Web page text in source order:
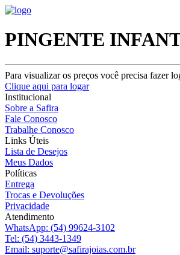
PINGENTE
Para visualizar os preços você precisa fazer
Clique aqui para logar
Institucional
Sobre a Safira
Fale Conosco
Trabalhe Conosco
Links Úteis
Lista de Desejos
Meus Dados
Políticas
Entrega
Trocas e Devoluções
Privacidade
Atendimento
WhatsApp: (54) 99624-3102
Tel: (54) 3443-1349
Email: suporte@safirajoias.com.br